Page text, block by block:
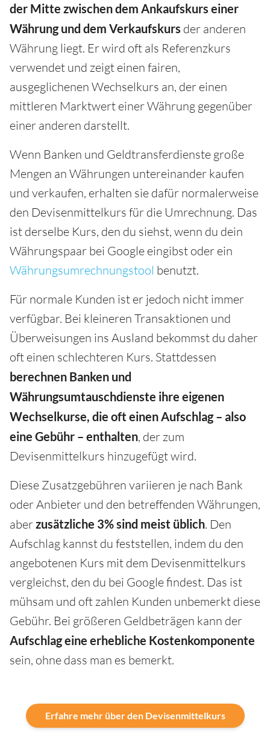
der Mitte zwischen dem Ankaufskurs einer
Währung und dem Verkaufskurs der anderen
Währung liegt. Er wird oft als Referenzkurs
verwendet und zeigt einen fairen,
ausgeglichenen Wechselkurs an, der einen
mittleren Marktwert einer Währung gegenüber
einer anderen darstellt.
Wenn Banken und Geldtransferdienste große
Mengen an Währungen untereinander kaufen
und verkaufen, erhalten sie dafür normalerweise
den Devisenmittelkurs für die Umrechnung. Das
ist derselbe Kurs, den du siehst, wenn du dein
Währungspaar bei Google eingibst oder ein
Währungsumrechnungstool benutzt.
Für normale Kunden ist er jedoch nicht immer
verfügbar. Bei kleineren Transaktionen und
Überweisungen ins Ausland bekommst du daher
oft einen schlechteren Kurs. Stattdessen
berechnen Banken und
Währungsumtauschdienste ihre eigenen
Wechselkurse, die oft einen Aufschlag – also
eine Gebühr – enthalten, der zum
Devisenmittelkurs hinzugefügt wird.
Diese Zusatzgebühren variieren je nach Bank
oder Anbieter und den betreffenden Währungen,
aberzusätzliche 3% sind meist üblich. Den
Aufschlag kannst du feststellen, indem du den
angebotenen Kurs mit dem Devisenmittelkurs
vergleichst, den du bei Google findest. Das ist
mühsam und oft zahlen Kunden unbemerkt diese
Gebühr. Bei größeren Geldbeträgen kann der
Aufschlag eine erhebliche Kostenkomponente
sein, ohne dass man es bemerkt.
Erfahre mehr über den Devisenmittelkurs